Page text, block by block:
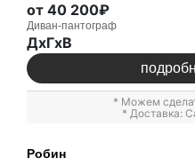
от 40 200₽
Диван-пантограф
ДxГxВ
* Можем
* Доставка:
Робин